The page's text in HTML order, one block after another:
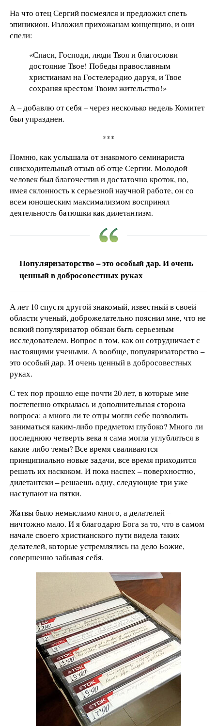
На что отец Сергий посмеялся и предложил спеть
эпиникион. Изложил прихожанам концепцию, и они
спели:
«Спаси, Господи, люди Твоя и благослови
достояние Твое! Победы православным
христианам на Гостелерадио даруя, и Твое
сохраняя крестом Твоим жительство!»
А – добавлю от себя – через несколько недель Комитет
был упразднен.
***
Помню, как услышала от знакомого семинариста
снисходительный отзыв об отце Сергии. Молодой
человек был благочестив и достаточно кроток, но,
имея склонность к серьезной научной работе, он со
всем юношеским максимализмом воспринял
деятельность батюшки как дилетантизм.
Популяризаторство – это особый дар. И очень
ценный в добросовестных руках
А лет 10 спустя другой знакомый, известный в своей
области ученый, доброжелательно пояснил мне, что не
всякий популяризатор обязан быть серьезным
исследователем. Вопрос в том, как он сотрудничает с
настоящими учеными. А вообще, популяризаторство –
это особый дар. И очень ценный в добросовестных
руках.
С тех пор прошло еще почти 20 лет, в которые мне
постепенно открылась и дополнительная сторона
вопроса: а много ли те отцы могли себе позволить
заниматься каким-либо предметом глубоко? Много ли
последнюю четверть века я сама могла углубляться в
какие-либо темы? Все время сваливаются
принципиально новые задачи, все время приходится
решать их наскоком. И пока наспех – поверхностно,
дилетантски – решаешь одну, следующие три уже
наступают на пятки.
Жатвы было немыслимо много, а делателей –
ничтожно мало. И я благодарю Бога за то, что в самом
начале своего христианского пути видела таких
делателей, которые устремлялись на дело Божие,
совершенно забывая себя.